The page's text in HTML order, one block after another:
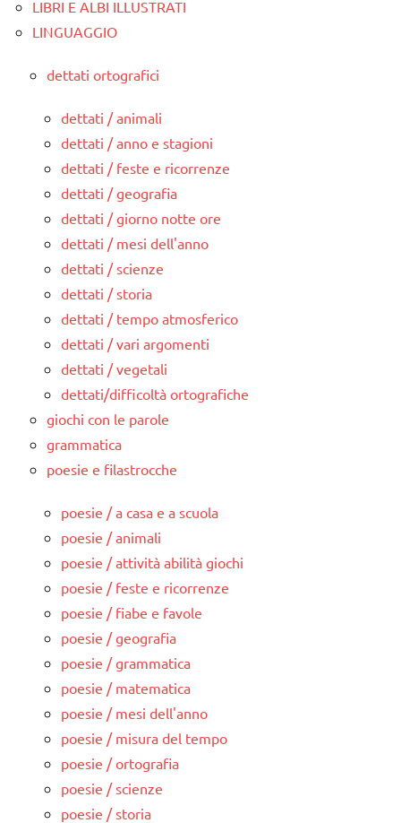
LIBRI E ALBI ILLUSTRATI
LINGUAGGIO
dettati ortografici
dettati / animali
dettati / anno e stagioni
dettati / feste e ricorrenze
dettati / geografia
dettati / giorno notte ore
dettati / mesi dell'anno
dettati / scienze
dettati / storia
dettati / tempo atmosferico
dettati / vari argomenti
dettati / vegetali
dettati/difficoltà ortografiche
giochi con le parole
grammatica
poesie e filastrocche
poesie / a casa e a scuola
poesie / animali
poesie / attività abilità giochi
poesie / feste e ricorrenze
poesie / fiabe e favole
poesie / geografia
poesie / grammatica
poesie / matematica
poesie / mesi dell'anno
poesie / misura del tempo
poesie / ortografia
poesie / scienze
poesie / storia